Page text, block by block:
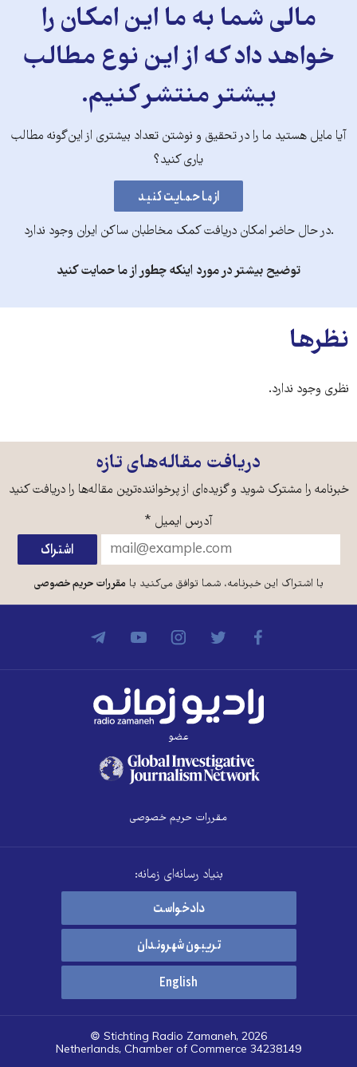
مالی شما به ما این امکان را
خواهد داد که از این نوع مطالب
بیشتر منتشر کنیم.
آیا مایل هستید ما را در تحقیق و نوشتن تعداد بیشتری از این‌گونه مطالب
یاری کنید؟
.در حال حاضر امکان دریافت کمک مخاطبان ساکن ایران وجود ندارد
توضیح بیشتر در مورد اینکه چطور از ما حمایت کنید
نظرها
نظری وجود ندارد.
دریافت مقاله‌های تازه
خبرنامه را مشترک شوید و گزیده‌ای از پرخواننده‌ترین مقاله‌ها را دریافت کنید
آدرس ایمیل *
با اشتراک این خبرنامه، شما توافق می‌کنید بامقررات حریم خصوصی
عضو
مقررات حریم خصوصی
بنیاد رسانه‌ای زمانه:
دادخواست
تریبون شهروندان
English
© Stichting Radio Zamaneh, 2026
Netherlands, Chamber of Commerce 34238149